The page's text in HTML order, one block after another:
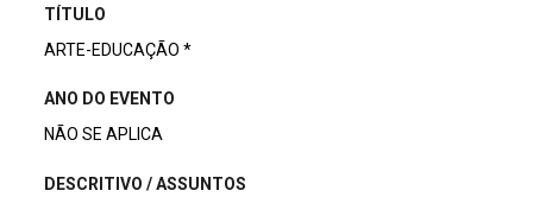
TÍTULO
ARTE-EDUCAÇÃO *
ANO DO EVENTO
NÃO SE APLICA
DESCRITIVO / ASSUNTOS